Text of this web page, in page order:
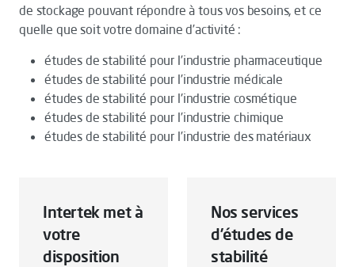
de stockage pouvant répondre à tous vos besoins, et ce
quelle que soit votre domaine d’activité :
études de stabilité pour l’industrie pharmaceutique
études de stabilité pour l’industrie médicale
études de stabilité pour l'industrie cosmétique
études de stabilité pour l’industrie chimique
études de stabilité pour l’industrie des matériaux
Intertek met à
votre
disposition
Nos services
d’études de
stabilité